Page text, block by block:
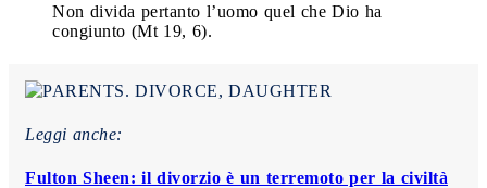
Non divida pertanto l’uomo quel che Dio ha
congiunto (Mt 19, 6).
Leggi anche:
Fulton Sheen: il divorzio è un terremoto per la civiltà